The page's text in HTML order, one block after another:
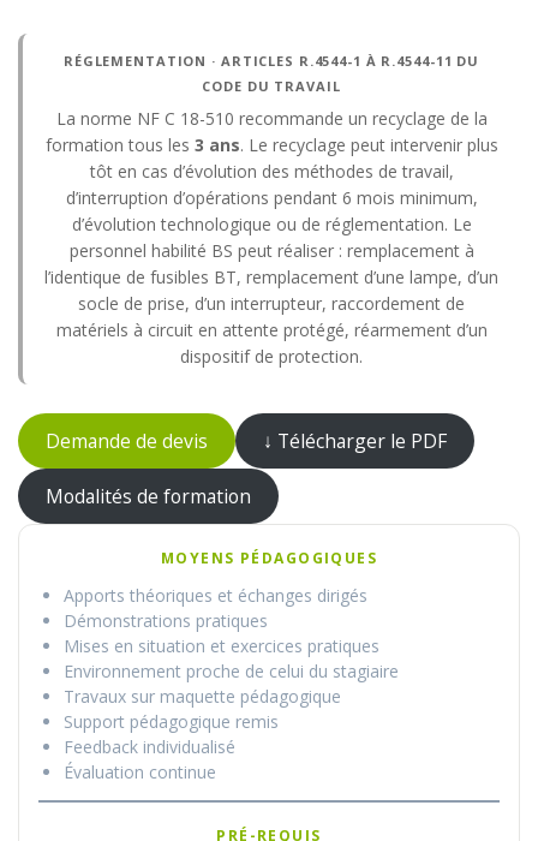
RÉGLEMENTATION · ARTICLES R.4544-1 À R.4544-11 DU
CODE DU TRAVAIL
La norme NF C 18-510 recommande un recyclage de la
formation tous les 3 ans. Le recyclage peut intervenir plus
tôt en cas d’évolution des méthodes de travail,
d’interruption d’opérations pendant 6 mois minimum,
d’évolution technologique ou de réglementation. Le
personnel habilité BS peut réaliser : remplacement à
l’identique de fusibles BT, remplacement d’une lampe, d’un
socle de prise, d’un interrupteur, raccordement de
matériels à circuit en attente protégé, réarmement d’un
dispositif de protection.
Demande de devis ↓ Télécharger le PDF
Modalités de formation
MOYENS PÉDAGOGIQUES
Apports théoriques et échanges dirigés
Démonstrations pratiques
Mises en situation et exercices pratiques
Environnement proche de celui du stagiaire
Travaux sur maquette pédagogique
Support pédagogique remis
Feedback individualisé
Évaluation continue
PRÉ-REQUIS